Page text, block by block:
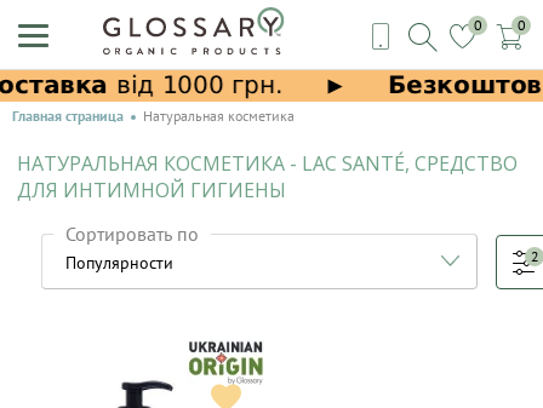
0 0
Главная страница Натуральная косметика
НАТУРАЛЬНАЯ КОСМЕТИКА - LAC SANTÉ, СРЕДСТВО
ДЛЯ ИНТИМНОЙ ГИГИЕНЫ
Сортировать по
2